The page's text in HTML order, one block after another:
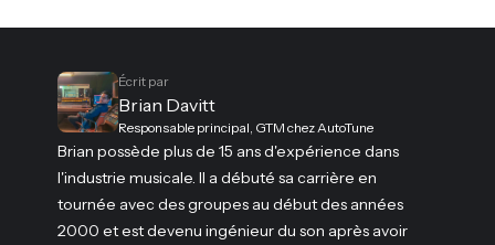
Écrit par
Brian Davitt
Responsable principal, GTM chez AutoTune
Brian possède plus de 15 ans d'expérience dans
l'industrie musicale. Il a débuté sa carrière en
tournée avec des groupes au début des années
2000 et est devenu ingénieur du son après avoir